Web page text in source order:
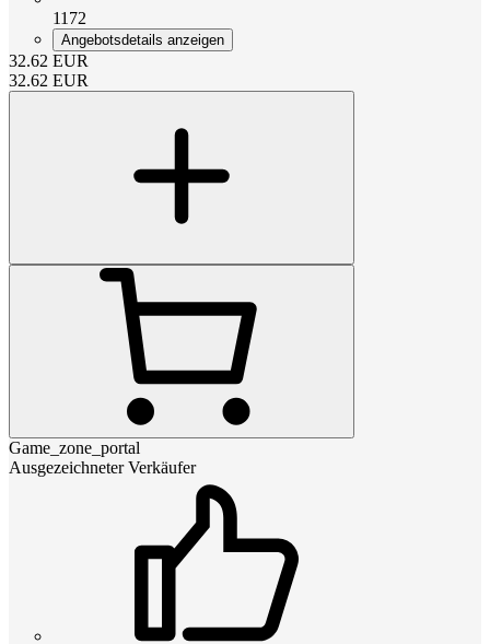
1172
Angebotsdetails anzeigen
32.62 EUR
32.62 EUR
Game_zone_portal
Ausgezeichneter Verkäufer